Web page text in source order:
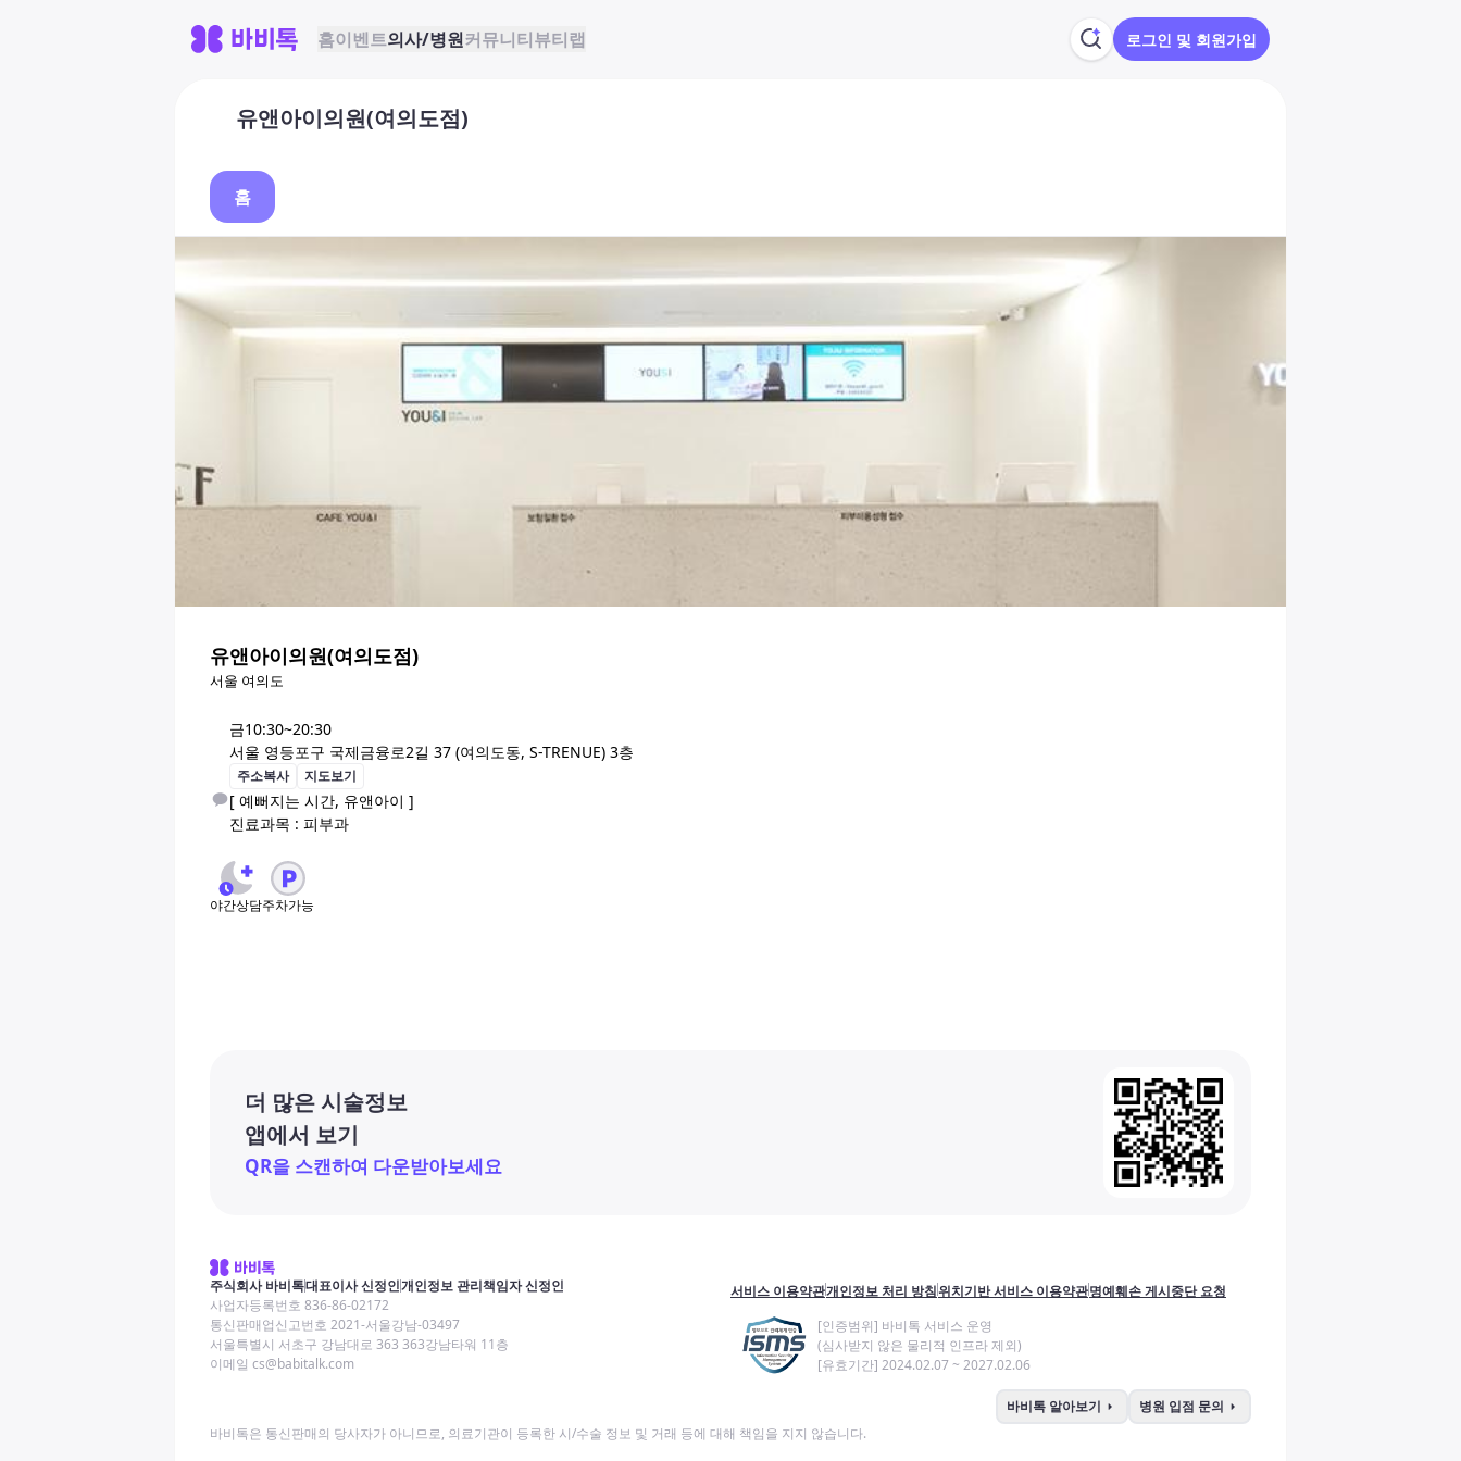
홈이벤트의사/병원커뮤니티뷰티랩 로그인 및 회원가입
유앤아이의원(여의도점)
홈
유앤아이의원(여의도점)
서울 여의도
금10:30~20:30
서울 영등포구 국제금융로2길 37 (여의도동, S-TRENUE) 3층
주소복사 지도보기
[ 예뻐지는 시간, 유앤아이 ]
진료과목 : 피부과
야간상담주차가능
더 많은 시술정보
앱에서 보기
QR을 스캔하여 다운받아보세요
주식회사 바비톡대표이사 신정인개인정보 관리책임자 신정인
사업자등록번호 836-86-02172
통신판매업신고번호 2021-서울강남-03497
서울특별시 서초구 강남대로 363 363강남타워 11층
이메일 cs@babitalk.com
서비스 이용약관개인정보 처리 방침위치기반 서비스 이용약관명예훼손 게시중단 요청
[인증범위] 바비톡 서비스 운영
(심사받지 않은 물리적 인프라 제외)
[유효기간] 2024.02.07 ~ 2027.02.06
바비톡 알아보기 arrow_right 병원 입점 문의 arrow_right
바비톡은 통신판매의 당사자가 아니므로, 의료기관이 등록한 시/수술 정보 및 거래 등에 대해 책임을 지지 않습니다.